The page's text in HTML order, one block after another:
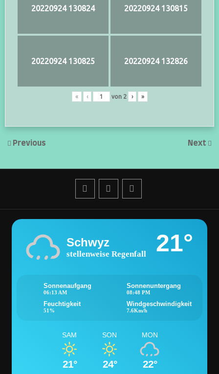
20220924 130824 20220924 130815
20220924 130825 20220924 132826
« ‹ von 2 › »
Previous Next
Schwyz
stellenweise Regenfall 21°
Sonnenaufgang
06:13 AM
Sonnenuntergang
08:48 PM
Feuchtigkeit
51%
Windgeschwindigkeit
7.6Km/h
SAM
21°
SON
24°
MON
22°